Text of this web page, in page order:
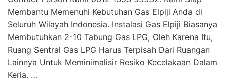
Membantu Memenuhi Kebutuhan Gas Elpiji Anda di
Seluruh Wilayah Indonesia. Instalasi Gas Elpiji Biasanya
Membutuhkan 2-10 Tabung Gas LPG, Oleh Karena Itu,
Ruang Sentral Gas LPG Harus Terpisah Dari Ruangan
Lainnya Untuk Meminimalisir Resiko Kecelakaan Dalam
Kerja. …